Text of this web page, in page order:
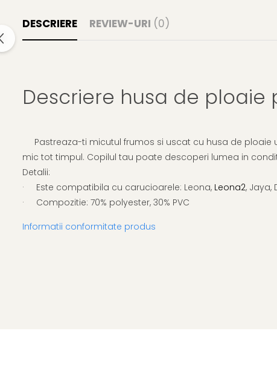
DESCRIERE REVIEW-URI (0)
Descriere husa de ploaie
Pastreaza-ti micutul frumos si uscat cu husa de
mic tot timpul. Copilul tau poate descoperi lumea in
Detalii:
· Este compatibila cu carucioarele: Leona, Leona2, Jaya,
· Compozitie: 70% polyester, 30% PVC
Informatii conformitate produs